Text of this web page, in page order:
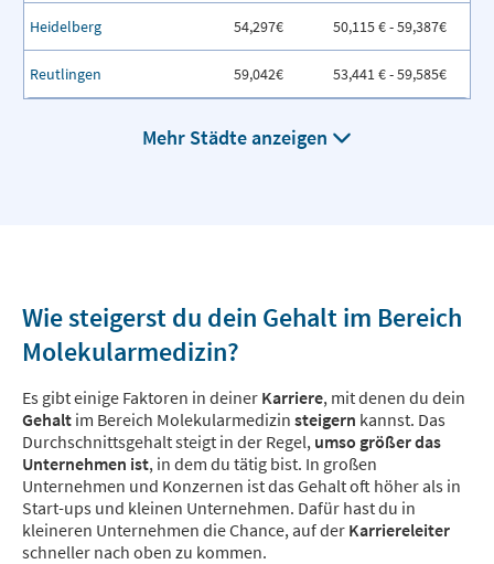
Heidelberg 54,297€ 50,115 € - 59,387€
Reutlingen 59,042€ 53,441 € - 59,585€
Mehr Städte anzeigen
Wie steigerst du dein Gehalt im Bereich
Molekularmedizin?
Es gibt einige Faktoren in deiner Karriere, mit denen du dein
Gehalt im Bereich Molekularmedizin steigern kannst. Das
Durchschnittsgehalt steigt in der Regel, umso größer das
Unternehmen ist, in dem du tätig bist. In großen
Unternehmen und Konzernen ist das Gehalt oft höher als in
Start-ups und kleinen Unternehmen. Dafür hast du in
kleineren Unternehmen die Chance, auf der Karriereleiter
schneller nach oben zu kommen.